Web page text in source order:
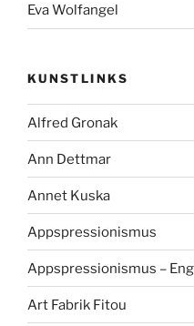
Eva Wolfangel
KUNSTLINKS
Alfred Gronak
Ann Dettmar
Annet Kuska
Appspressionismus
Appspressionismus –
Art Fabrik Fitou